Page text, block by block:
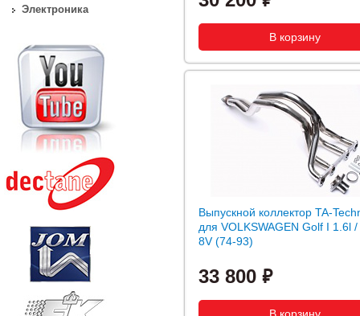
Выпускной коллектор TA-
для VOLKSWAGEN Golf I 1.6l
8V (74-93)
33 800
Электроника